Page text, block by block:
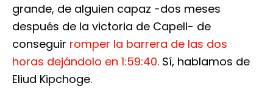
grande, de alguien capaz -dos meses
después de la victoria de Capell- de
conseguir romper la barrera de las dos
horas dejándolo en 1:59:40. Sí, hablamos de
Eliud Kipchoge.